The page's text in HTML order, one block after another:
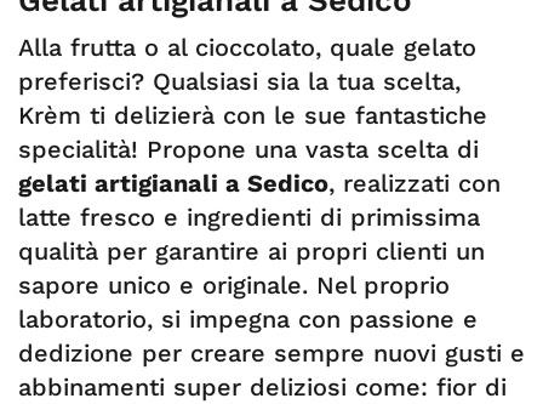
Alla frutta o al cioccolato, quale gelato
preferisci? Qualsiasi sia la tua scelta,
Krèm ti delizierà con le sue fantastiche
specialità! Propone una vasta scelta di
gelati artigianali a Sedico, realizzati con
latte fresco e ingredienti di primissima
qualità per garantire ai propri clienti un
sapore unico e originale. Nel proprio
laboratorio, si impegna con passione e
dedizione per creare sempre nuovi gusti e
abbinamenti super deliziosi come: fior di